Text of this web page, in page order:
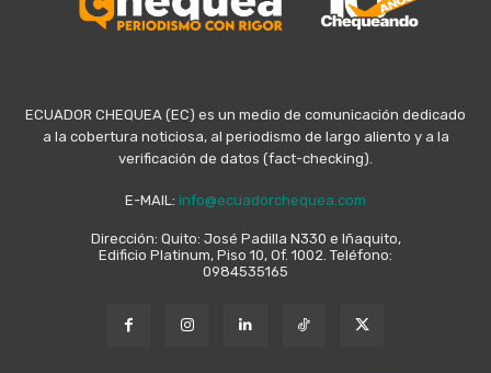
ECUADOR CHEQUEA (EC) es un medio de comunicación dedicado
a la cobertura noticiosa, al periodismo de largo aliento y a la
verificación de datos (fact-checking).
E-MAIL: info@ecuadorchequea.com
Dirección: Quito: José Padilla N330 e Iñaquito,
Edificio Platinum, Piso 10, Of. 1002. Teléfono:
0984535165